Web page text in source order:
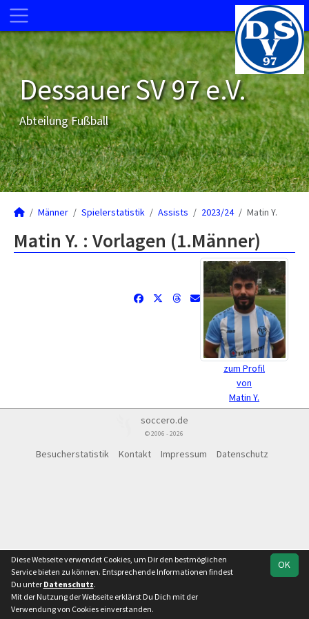
Dessauer SV 97 e.V.
Abteilung Fußball
Männer Spielerstatistik Assists 2023/24 Matin Y.
Matin Y. : Vorlagen (1.Männer)
zum Profil
von
Matin Y.
soccero.de
© 2006 - 2026
Besucherstatistik Kontakt Impressum Datenschutz
OK
Diese Webseite verwendet Cookies, um Dir den bestmöglichen
Service bieten zu können. Entsprechende Informationen findest
Du unter Datenschutz.
Mit der Nutzung der Webseite erklärst Du Dich mit der
Verwendung von Cookies einverstanden.